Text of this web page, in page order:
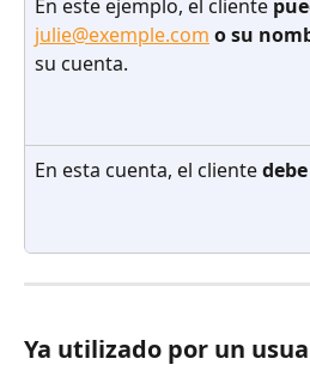
En este ejemplo, el cliente
julie@exemple.com o su
su cuenta.
En esta cuenta, el cliente
Ya utilizado por un